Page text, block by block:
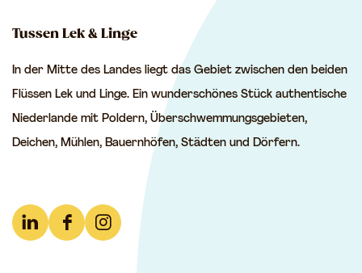
e
e
i
t
e
e
i
t
e
e
e
i
t
e
Tussen Lek & Linge
In der Mitte des Landes liegt das Gebiet zwischen den beiden
Flüssen Lek und Linge. Ein wunderschönes Stück authentische
Niederlande mit Poldern, Überschwemmungsgebieten,
Deichen, Mühlen, Bauernhöfen, Städten und Dörfern.
L
F
I